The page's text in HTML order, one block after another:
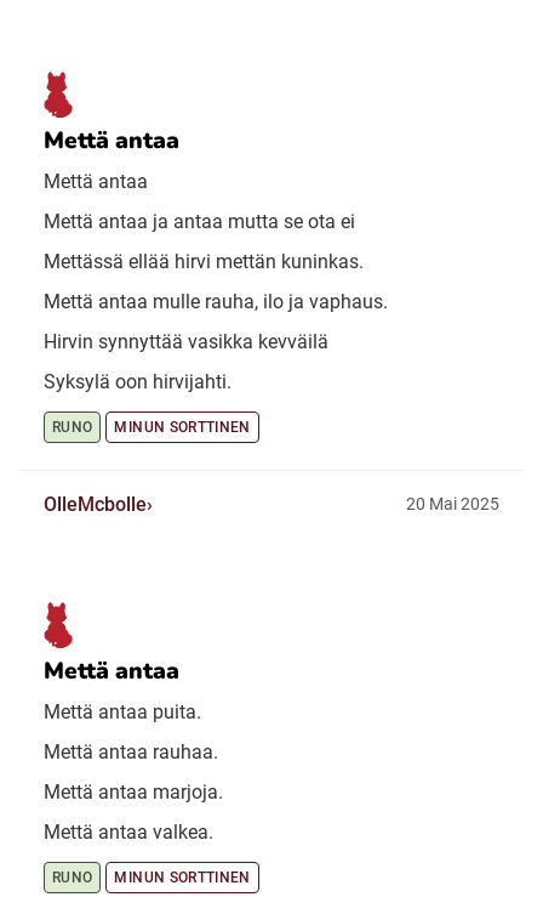
Mettä antaa
Mettä antaa
Mettä antaa ja antaa mutta se ota ei
Mettässä ellää hirvi mettän kuninkas.
Mettä antaa mulle rauha, ilo ja vaphaus.
Hirvin synnyttää vasikka kevväilä
Syksylä oon hirvijahti.
RUNO MINUN SORTTINEN
OlleMcbolle 20 Mai 2025
Mettä antaa
Mettä antaa puita.
Mettä antaa rauhaa.
Mettä antaa marjoja.
Mettä antaa valkea.
RUNO MINUN SORTTINEN